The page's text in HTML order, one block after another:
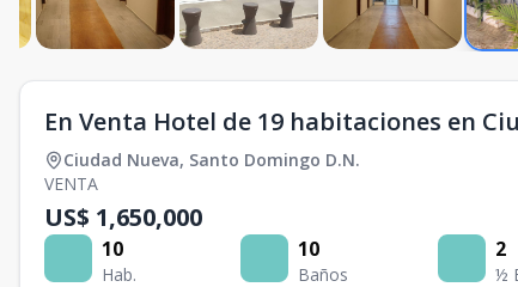
En Venta Hotel de 19 habitaciones en
Ciudad Nueva, Santo Domingo D.N.
VENTA
US$ 1,650,000
10
Hab.
10
Baños
2
½